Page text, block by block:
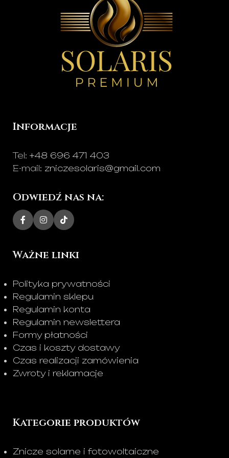
dedykacjami:
Mamie, Kochanemu
Tacie, Babci,
Dziadkowi
Rodzicom
Czystość i Wygoda:
Technologia LED
Informacje
Tel: +48 696 471 403
E-mail: zniczesolaris@gmail.com
Odwiedź nas na:
Ważne linki
Polityka prywatności
Regulamin sklepu
Regulamin konta
Regulamin newslettera
Formy płatności
Czas i koszty dostawy
Czas realizacji zamówienia
Zwroty i reklamacje
Kategorie produktów
Znicze solarne i fotowoltaiczne